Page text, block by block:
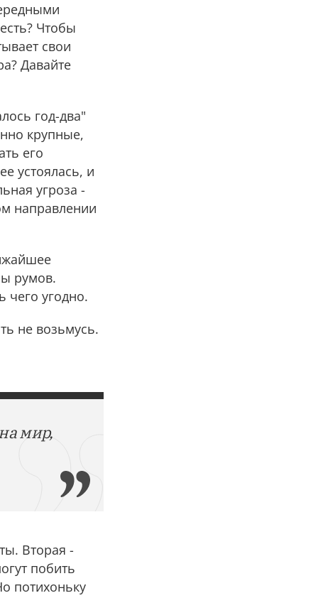
Чтобы
свои
Давайте
год-два"
крупные,
его
устоялась, и
угроза -
направлении
румов.
чего угодно.
не возьмусь.
мир,
Вторая -
побить
потихоньку